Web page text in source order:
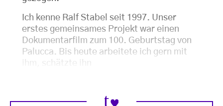
Ich kenne Ralf Stabel seit 1997. Unser
erstes gemeinsames Projekt war einen
Dokumentarfilm zum 100. Geburtstag von
Palucca. Bis heute arbeitete ich gern mit